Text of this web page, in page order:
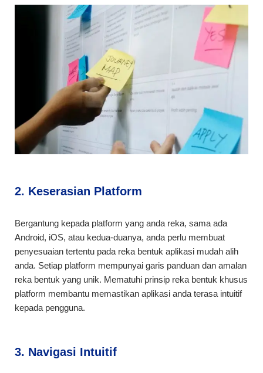
2. Keserasian Platform
Bergantung kepada platform yang anda reka, sama ada
Android, iOS, atau kedua-duanya, anda perlu membuat
penyesuaian tertentu pada reka bentuk aplikasi mudah alih
anda. Setiap platform mempunyai garis panduan dan amalan
reka bentuk yang unik. Mematuhi prinsip reka bentuk khusus
platform membantu memastikan aplikasi anda terasa intuitif
kepada pengguna.
3. Navigasi Intuitif